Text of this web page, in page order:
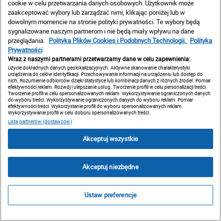
- BASIC - 3. STRATEGIA BIZNESU" by Akademia PRO
by Otodom has ended
Wednesday, July 1, 2026 11:00 AM Europe/Warsaw
cookie w celu przetwarzania danych osobowych. Użytkownik może
zaakceptować wybory lub zarządzać nimi, klikając poniżej lub w
dowolnym momencie na stronie polityki prywatności. Te wybory będą
sygnalizowane naszym partnerom i nie będą miały wpływu na dane
przeglądania. Polityka Plików Cookies i Podobnych Technologii, Polityka
Prywatności
Wraz z naszymi partnerami przetwarzamy dane w celu zapewnienia:
Użycie dokładnych danych geolokalizacyjnych. Aktywne skanowanie charakterystyki
urządzenia do celów identyfikacji. Przechowywanie informacji na urządzeniu lub dostęp do
nich. Rozumienie odbiorców dzięki statystyce lub kombinacji danych z różnych źródeł. Pomiar
efektywności reklam. Rozwój i ulepszanie usług. Tworzenie profili w celu personalizacji treści.
Tworzenie profili w celu spersonalizowanych reklam. Wykorzystywanie ograniczonych danych
do wyboru treści. Wykorzystywanie ograniczonych danych do wyboru reklam. Pomiar
efektywności treści. Wykorzystanie profili do wyboru spersonalizowanych reklam.
Wykorzystywanie profili w celu doboru spersonalizowanych treści.
Lista partnerów (dostawców)
Akceptuj wszystkie
Akceptuj niezbędne
Ustaw preferencje